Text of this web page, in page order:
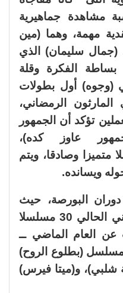
مشاهدة جماهيرية
مهمة، وهما (مين
(جمال سليمان) الذي
الفكرة وقلة
(وجوه) أول بطولات
الرمضاني،
تؤكد أن الجمهور
عاوز كده)،
متميزا وصادقا، ويتم
ويسانده.
دوران البورصة، حيث
يعرض في الموسم الرمضاني الحالي 30 مسلسلا
العام الماضي ــ
(بطلوع الروح)
شلبي)، و(ميتا فيرس)